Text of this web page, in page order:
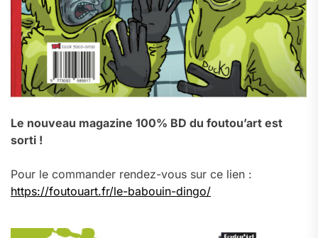
Le nouveau magazine 100% BD du foutou’art est
sorti !
Pour le commander rendez-vous sur ce lien :
https://foutouart.fr/le-babouin-dingo/